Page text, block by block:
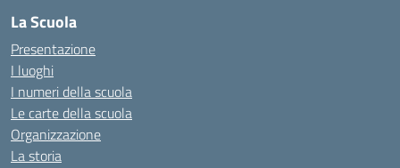
La Scuola
Presentazione
I luoghi
I numeri della scuola
Le carte della scuola
Organizzazione
La storia